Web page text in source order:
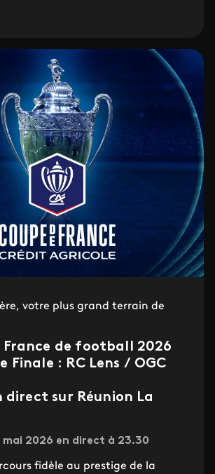
votre plus grand terrain de
France de football 2026
Finale : RC Lens / OGC
direct sur Réunion La
mai 2026 en direct à 23.30
fidèle au prestige de la